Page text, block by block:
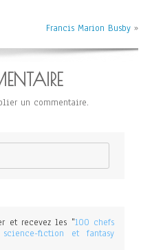
Francis Marion Busby »
un commentaire.
et recevez les "100 chefs
fiction et fantasy